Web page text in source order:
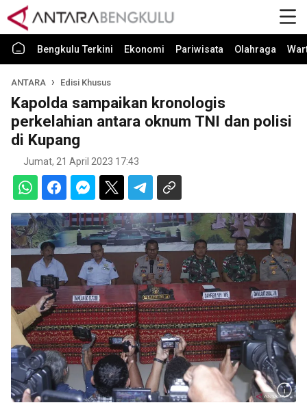
Bengkulu Terkini Ekonomi Pariwisata Olahraga
ANTARA Edisi Khusus
Kapolda sampaikan kronologis
perkelahian antara oknum TNI dan polisi
di Kupang
Jumat, 21 April 2023 17:43